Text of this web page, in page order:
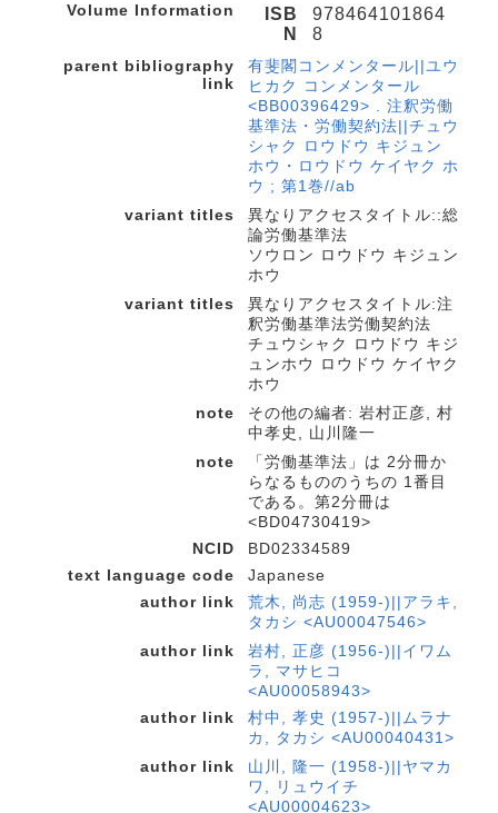
Volume Information
ISB
N
978464101864
8
parent bibliography
link
有斐閣コンメンタール||ユウ
ヒカク コンメンタール
<BB00396429> . 注釈労働
基準法・労働契約法||チュウ
シャク ロウドウ キジュン
ホウ・ロウドウ ケイヤク ホ
ウ ; 第1巻//ab
variant titles
異なりアクセスタイトル::総
論労働基準法
ソウロン ロウドウ キジュン
ホウ
variant titles
異なりアクセスタイトル:注
釈労働基準法労働契約法
チュウシャク ロウドウ キジ
ュンホウ ロウドウ ケイヤク
ホウ
note
その他の編者: 岩村正彦, 村
中孝史, 山川隆一
note
「労働基準法」は 2分冊か
らなるもののうちの 1番目
である。第2分冊は
<BD04730419>
NCID
BD02334589
text language code
Japanese
author link
荒木, 尚志 (1959-)||アラキ,
タカシ <AU00047546>
author link
岩村, 正彦 (1956-)||イワム
ラ, マサヒコ
<AU00058943>
author link
村中, 孝史 (1957-)||ムラナ
カ, タカシ <AU00040431>
author link
山川, 隆一 (1958-)||ヤマカ
ワ, リュウイチ
<AU00004623>